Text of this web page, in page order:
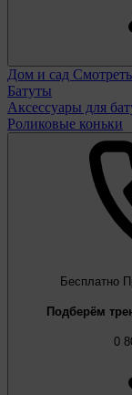
Дом и сад
Батуты
Аксессуары для
Роликовые коньки
Бесплатно
Подберём
0